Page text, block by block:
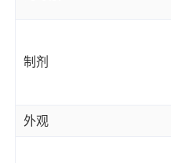
制剂
外观